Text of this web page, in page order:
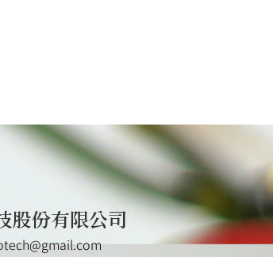
股份有限公司